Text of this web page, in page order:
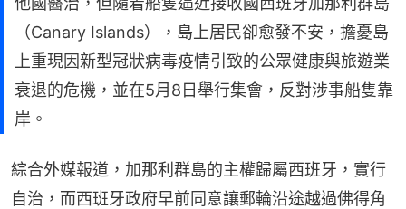
（Canary Islands），島上居民卻愈發不安，擔憂島
上重現因新型冠狀病毒疫情引致的公眾健康與旅遊業
衰退的危機，並在5月8日舉行集會，反對涉事船隻靠
岸。
綜合外媒報道，加那利群島的主權歸屬西班牙，實行
自治，而西班牙政府早前同意讓郵輪沿途越過佛得角